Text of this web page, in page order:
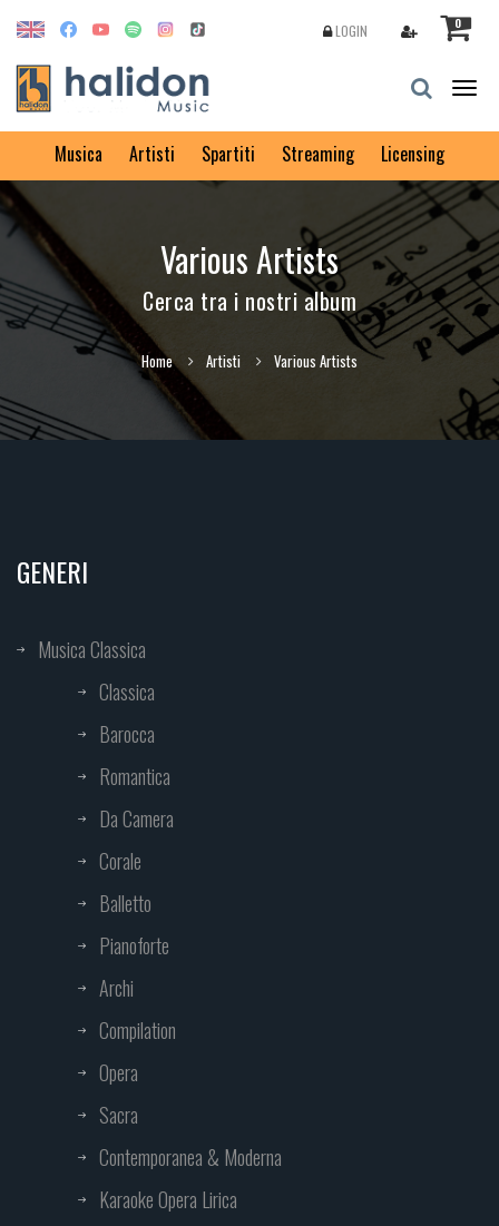
0
LOGIN
Musica Artisti Spartiti Streaming Licensing
Various Artists
Cerca tra i nostri album
Home Artisti Various Artists
GENERI
Musica Classica
Classica
Barocca
Romantica
Da Camera
Corale
Balletto
Pianoforte
Archi
Compilation
Opera
Sacra
Contemporanea & Moderna
Karaoke Opera Lirica